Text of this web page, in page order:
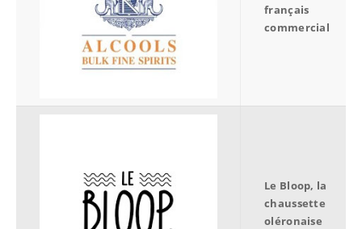
français
commercial
Le Bloop, la
chaussette
oléronaise